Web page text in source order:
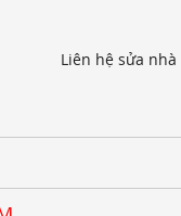
Liên hệ sửa nhà